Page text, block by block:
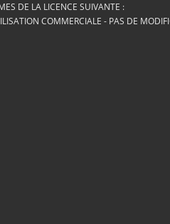
DE LA LICENCE SUIVANTE :
COMMERCIALE - PAS DE